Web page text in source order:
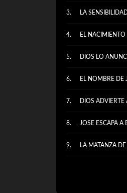
LA
EL NACIMIENTO
DIOS LO
EL NOMBRE DE
DIOS
JOSE ESCAPA A
LA MATANZA